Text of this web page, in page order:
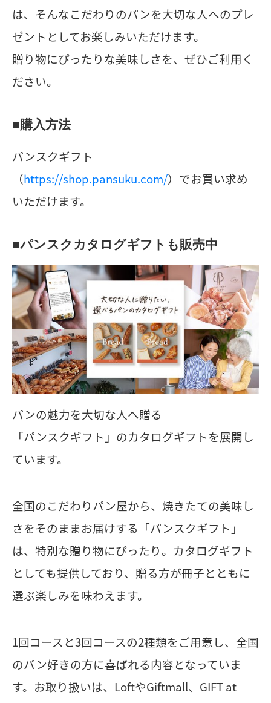
は、そんなこだわりのパンを大切な人へのプレ
ゼントとしてお楽しみいただけます。
贈り物にぴったりな美味しさを、ぜひご利用く
ださい。
■購入方法
パンスクギフト
（https://shop.pansuku.com/）でお買い求め
いただけます。
■パンスクカタログギフトも販売中
パンの魅力を大切な人へ贈る——
「パンスクギフト」のカタログギフトを展開し
ています。
全国のこだわりパン屋から、焼きたての美味し
さをそのままお届けする「パンスクギフト」
は、特別な贈り物にぴったり。カタログギフト
としても提供しており、贈る方が冊子とともに
選ぶ楽しみを味わえます。
1回コースと3回コースの2種類をご用意し、全国
のパン好きの方に喜ばれる内容となっていま
す。お取り扱いは、LoftやGiftmall、GIFT at